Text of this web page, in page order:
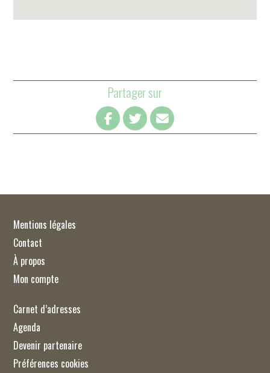
Partager sur
Mentions légales
Contact
À propos
Mon compte
Carnet d’adresses
Agenda
Devenir partenaire
Préférences cookies